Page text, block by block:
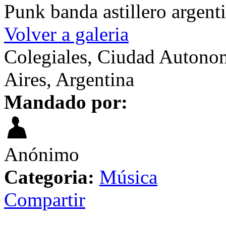
Punk banda astillero
Volver a galeria
Colegiales, Ciudad
Aires, Argentina
Mandado por:
Anónimo
Categoria: Música
Compartir